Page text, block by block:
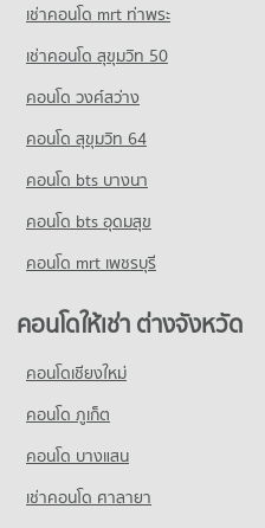
เช่าคอนโด mrt ท่าพระ
เช่าคอนโด สุขุมวิท 50
คอนโด วงศ์สว่าง
คอนโด สุขุมวิท 64
คอนโด bts บางนา
คอนโด bts อุดมสุข
คอนโด mrt เพชรบุรี
คอนโดให้เช่า ต่างจังหวัด
คอนโดเชียงใหม่
คอนโด ภูเก็ต
คอนโด บางแสน
เช่าคอนโด ศาลายา